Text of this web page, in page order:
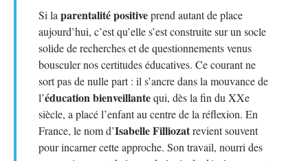
Si la parentalité positiveprend autant de place
aujourd’hui, c’est qu’elle s’est construite sur un socle
solide de recherches et de questionnements venus
bousculer nos certitudes éducatives. Ce courant ne
sort pas de nulle part : il s’ancre dans la mouvance de
l’éducation bienveillantequi, dès la fin du XXe
siècle, a placé l’enfant au centre de la réflexion. En
France, le nom d’Isabelle Filliozatrevient souvent
pour incarner cette approche. Son travail, nourri des